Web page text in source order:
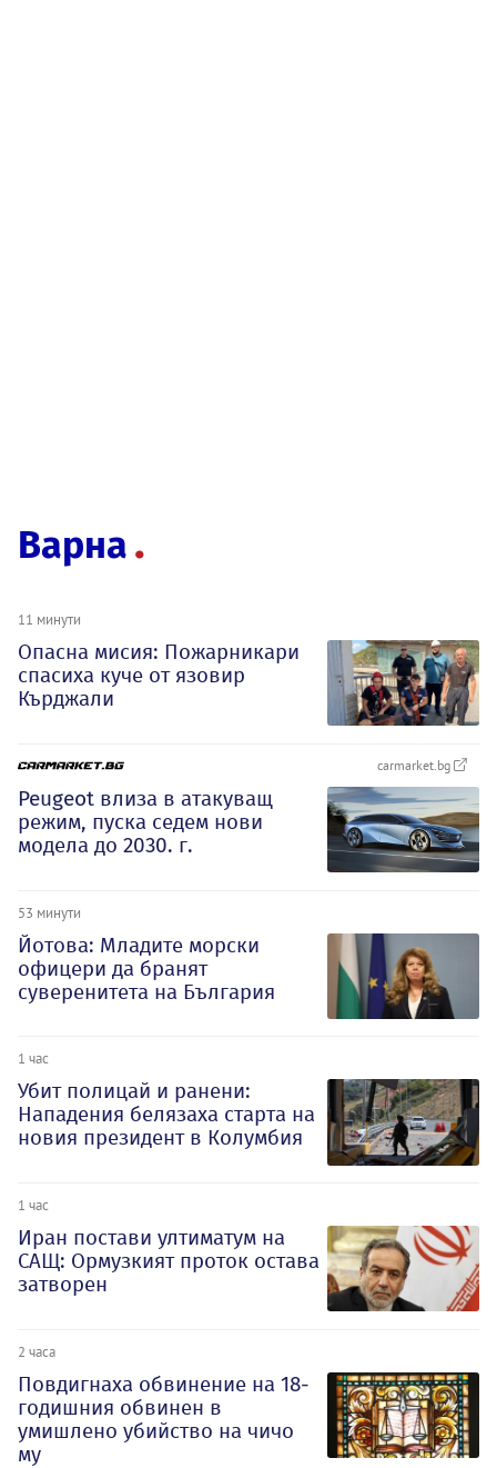
Варна
11 минути
Опасна мисия: Пожарникари
спасиха куче от язовир
Кърджали
carmarket.bg
Peugeot влиза в атакуващ
режим, пуска седем нови
модела до 2030. г.
53 минути
Йотова: Младите морски
офицери да бранят
суверенитета на България
1 час
Убит полицай и ранени:
Нападения белязаха старта на
новия президент в Колумбия
1 час
Иран постави ултиматум на
САЩ: Ормузкият проток остава
затворен
2 часа
Повдигнаха обвинение на 18-
годишния обвинен в
умишлено убийство на чичо
му